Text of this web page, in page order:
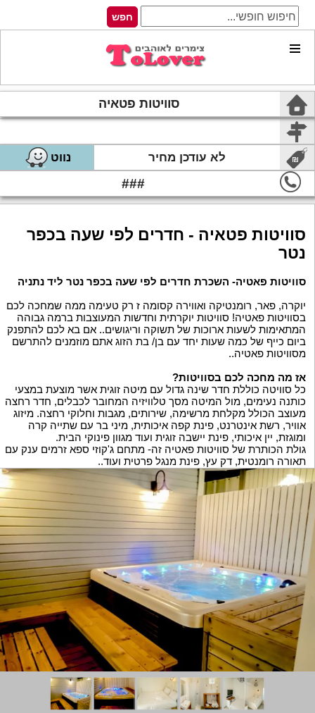
סוויטות פטאיה
לא עודכן מחיר נווט
###
סוויטות פטאיה - חדרים לפי שעה בכפר
נטר
סוויטות פאטיה- השכרת חדרים לפי שעה בכפר נטר ליד נתניה
יוקרה, פאר, רומנטיקה ואווירה קסומה ז רק טעימה ממה שמחכה לכם
בסוויטות פאטיה! סוויטות יוקרתית וחדשות המעוצבות ברמה גבוהה
המתאימות לשעות ארוכות של תשוקה וריגושים.. אם בא לכם להתפנק
ביום כייף של כמה שעות יחד עם בן/ בת הזוג אתם מוזמנים להתרשם
מסוויטות פאטיה..
אז מה מחכה לכם בסוויטות?
כל סוויטה כוללת חדר שינה גדול עם מיטה זוגית אשר מוצעת במצעי
כותנה נעימים, מול המיטה מסך טלוויזיה המחובר לכבלים, חדר רחצה
מעוצב הכולל מקלחת מרשימה, שירותים, מגבות וחלוקי רחצה. מיזוג
אוויר, רשת אינטרנט, פינת קפה איכותית, מיני בר עם שתייה קרה
ומוגזת, יין איכותי, פינת יישבה זוגית ועוד מגוון פינוקי הבית.
גולת הכותרת של סוויטות פאטיה זה- מתחם ג'קוזי ספא זרמים ענק עם
תאורה רומנטית, דק עץ, פינת מנגל פרטית ועוד..
האירוח במקום כולל חניה צמודה, תשלום ללא מפגש- בתיאום
מראש
מחירון- 250 ש"ח לשעתיים או 300 ש"ח ל 3 שעות